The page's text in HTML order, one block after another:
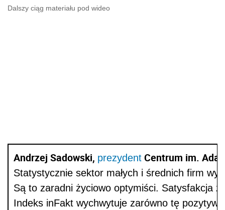
Dalszy ciąg materiału pod wideo
Andrzej Sadowski, prezydent Centrum im.
Statystycznie sektor małych i średnich firm
Są to zaradni życiowo optymiści. Satysfakcja z
Indeks inFakt wychwytuje zarówno tę